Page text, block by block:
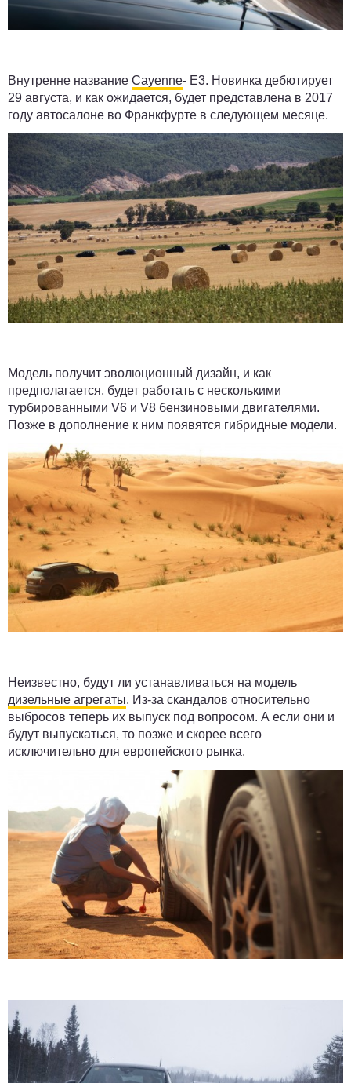
Внутренне название Cayenne- Е3. Новинка дебютирует
29 августа, и как ожидается, будет представлена в 2017
году автосалоне во Франкфурте в следующем месяце.
Модель получит эволюционный дизайн, и как
предполагается, будет работать с несколькими
турбированными V6 и V8 бензиновыми двигателями.
Позже в дополнение к ним появятся гибридные модели.
Неизвестно, будут ли устанавливаться на модель
дизельные агрегаты. Из-за скандалов относительно
выбросов теперь их выпуск под вопросом. А если они и
будут выпускаться, то позже и скорее всего
исключительно для европейского рынка.